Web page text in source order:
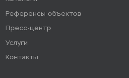
Референсы объектов
Пресс-центр
Услуги
Контакты